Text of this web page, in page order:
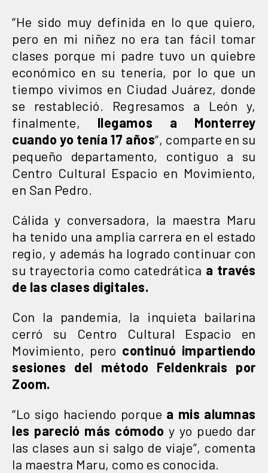
“He sido muy definida en lo que quiero,
pero en mi niñez no era tan fácil tomar
clases porque mi padre tuvo un quiebre
económico en su tenería, por lo que un
tiempo vivimos en Ciudad Juárez, donde
se restableció. Regresamos a León y,
finalmente, llegamos a Monterrey
cuando yo tenía 17 años“, comparte en su
pequeño departamento, contiguo a su
Centro Cultural Espacio en Movimiento,
en San Pedro.
Cálida y conversadora, la maestra Maru
ha tenido una amplia carrera en el estado
regio, y además ha logrado continuar con
su trayectoria como catedrática a través
de las clases digitales.
Con la pandemia, la inquieta bailarina
cerró su Centro Cultural Espacio en
Movimiento, pero continuó impartiendo
sesiones del método Feldenkrais por
Zoom.
“Lo sigo haciendo porque a mis alumnas
les pareció más cómodo y yo puedo dar
las clases aun si salgo de viaje”, comenta
la maestra Maru, como es conocida.